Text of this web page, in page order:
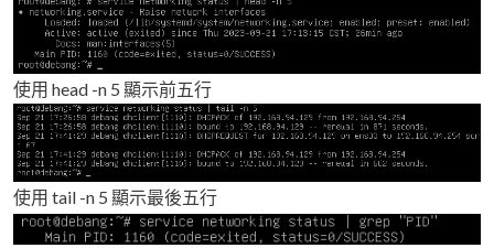
使用 head -n 5 顯示前五行
使用 tail -n 5 顯示最後五行